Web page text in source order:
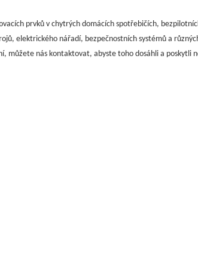
prvků v chytrých domácích spotřebičích,
elektrického nářadí, bezpečnostních systémů a
můžete nás kontaktovat, abyste toho dosáhli a